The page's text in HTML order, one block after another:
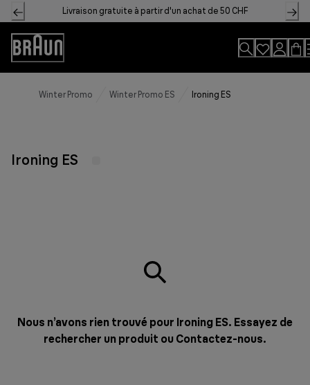
Skip
to
Content
Livraison gratuite à partir d'un achat de 50 CHF
Accessibility
Statement
Winter Promo Winter Promo ES Ironing ES
Ironing ES
Nous n’avons rien trouvé pour Ironing ES. Essayez de
rechercher un produit ou Contactez-nous.